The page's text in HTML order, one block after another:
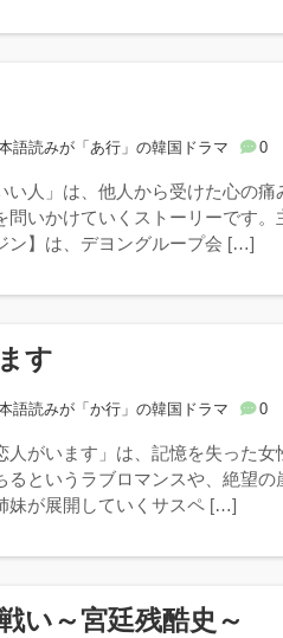
語読みが「あ行」の韓国ドラマ 0
い人」は、他人から受けた心の痛
問いかけていくストーリーです
ン】は、デヨングループ会 […]
す
語読みが「か行」の韓国ドラマ 0
人がいます」は、記憶を失った
るというラブロマンスや、絶望
妹が展開していくサスペ […]
い～宮廷残酷史～